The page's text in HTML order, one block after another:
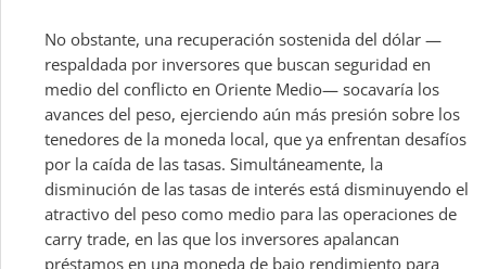
No obstante, una recuperación sostenida del dólar —
respaldada por inversores que buscan seguridad en
medio del conflicto en Oriente Medio— socavaría los
avances del peso, ejerciendo aún más presión sobre los
tenedores de la moneda local, que ya enfrentan desafíos
por la caída de las tasas. Simultáneamente, la
disminución de las tasas de interés está disminuyendo el
atractivo del peso como medio para las operaciones de
carry trade, en las que los inversores apalancan
préstamos en una moneda de bajo rendimiento para